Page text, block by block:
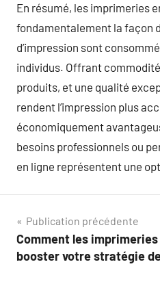
En résumé, les imprimeries
fondamentalement la façon
d’impression sont
individus. Offrant
produits, et une qualité
rendent l’impression plus
économiquement
besoins professionnels ou
en ligne représentent une
Navigation
de
Publication précédente
Comment les
booster votre stratégie